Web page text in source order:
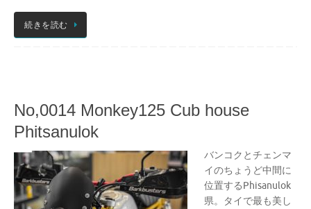
続きを読む
No,0014 Monkey125 Cub house
Phitsanulok
バンコクとチェンマ
イのちょうど中間に
位置するPhisanulok
県。タイで最も美し